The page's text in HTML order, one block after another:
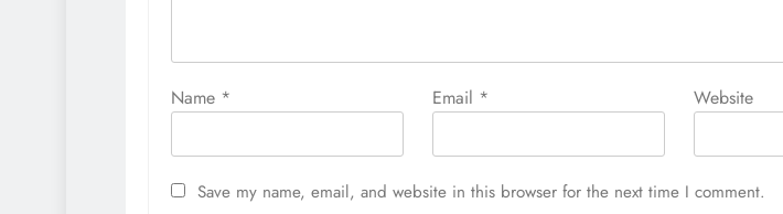
Name * Email * Website
Save my name, email, and website in this browser for the next time I comment.